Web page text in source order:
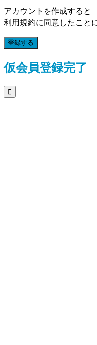
アカウントを作成すると
利用規約に同意したこと
登録する
仮会員登録完了
